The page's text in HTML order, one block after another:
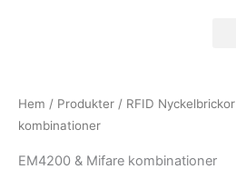
Hem / Produkter / RFID Nyckelbrickor
kombinationer
EM4200 & Mifare kombinationer